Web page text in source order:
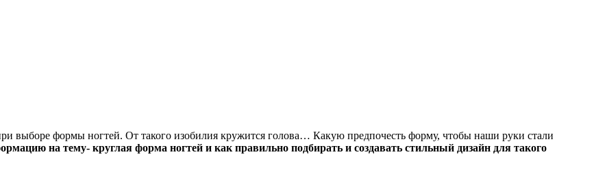
выборе формы ногтей. От такого изобилия кружится голова… Какую предпочесть форму, чтобы наши руки стали
на тему- круглая форма ногтей и как правильно подбирать и создавать стильный дизайн для такого